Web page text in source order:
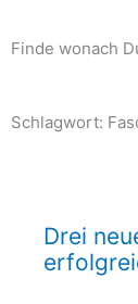
Finde wonach
Schlagwort:
Drei